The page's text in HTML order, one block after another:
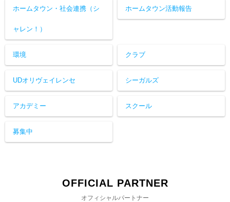
ホームタウン・社会連携（シ
ャレン！）
ホームタウン活動報告
環境 クラブ
UDオリヴェイレンセ シーガルズ
アカデミー スクール
募集中
OFFICIAL PARTNER
オフィシャルパートナー